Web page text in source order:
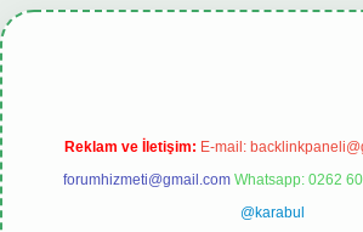
tulipbet.online
Reklam ve İletişim: E-mail:
forumhizmeti@gmail.com Whatsapp: 0262
@karabul